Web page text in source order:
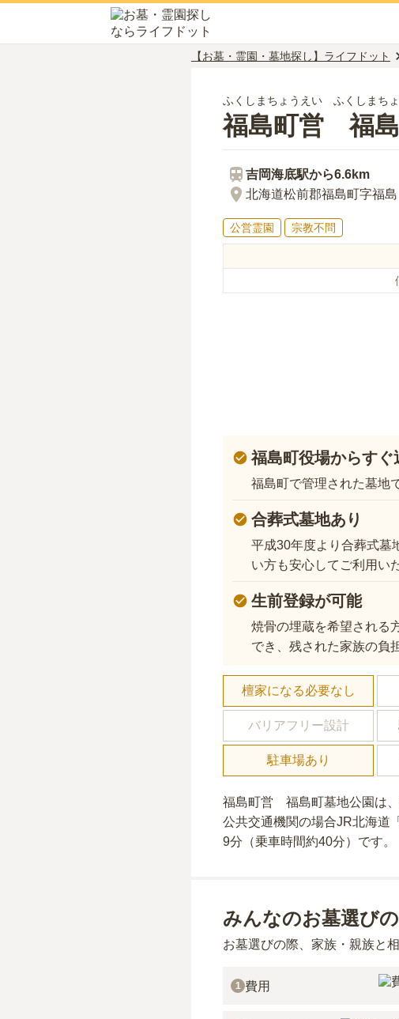
【お墓・霊園・墓地探し】ライフドット
ふくしまちょうえい ふくしまち
福島町営 福島
吉岡海底駅から6.6km
北海道松前郡福島町字福島
公営霊園 宗教不問
福島町役場からすぐ
福島町で管理された墓地
合葬式墓地あり
平成30年度より合葬式墓
い方も安心してご利用い
生前登録が可能
焼骨の埋蔵を希望される
でき、残された家族の負
檀家になる必要なし
バリアフリー設計
駐車場あり
福島町営 福島町墓地公園 は、
公共交通機関の場合JR北海道
9分（乗車時間約40分） です。
みんなのお墓選び
お墓選びの際、家族・親族と
1 費用